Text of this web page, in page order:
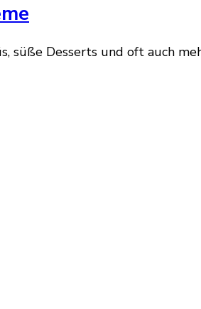
süße Desserts und oft auch